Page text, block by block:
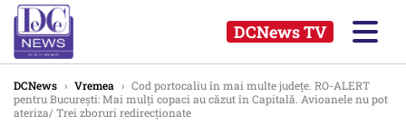
DCNews TV
DCNews › Vremea › Cod portocaliu în mai multe județe. RO-ALERT
pentru București: Mai mulți copaci au căzut în Capitală. Avioanele nu pot
ateriza/ Trei zboruri redirecționate